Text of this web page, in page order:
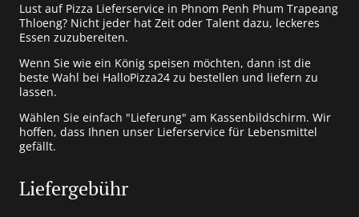
Lust auf Pizza Lieferservice in Phnom Penh Phum Trapeang
Thloeng? Nicht jeder hat Zeit oder Talent dazu, leckeres
Essen zuzubereiten.
Wenn Sie wie ein König speisen möchten, dann ist die
beste Wahl bei HalloPizza24 zu bestellen und liefern zu
lassen.
Wählen Sie einfach "Lieferung" am Kassenbildschirm. Wir
hoffen, dass Ihnen unser Lieferservice für Lebensmittel
gefällt.
Liefergebühr